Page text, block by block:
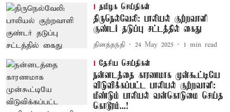
தமிழக செய்திகள்
திருநெல்வேலி: பாலியல் குற்றவாளி
குண்டர் தடுப்பு சட்டத்தில் கைது
தினத்தந்தி 24 May 2025 1 min read
தேசிய செய்திகள்
நன்னடத்தை காரணமாக முன்கூட்டியே
விடுவிக்கப்பட்ட பாலியல் குற்றவாளி:
மீண்டும் பாலியல் வன்கொடுமை செய்த
கொடூரம்...!